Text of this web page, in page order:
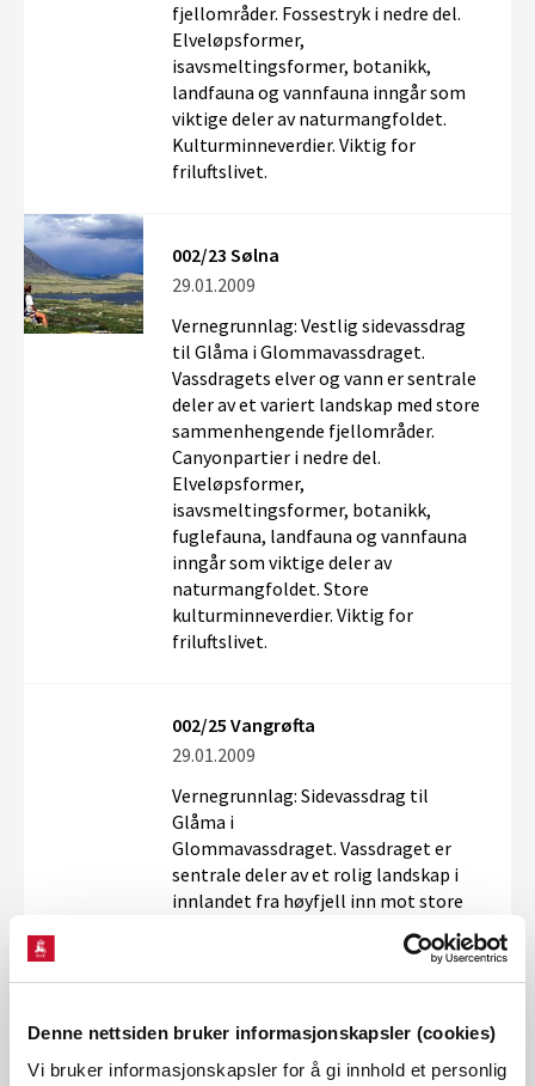
Denne nettsiden bruker informasjonskapsler (cookies)
Vi bruker informasjonskapsler for å gi innhold et personlig
fjellområder. Fossestryk i nedre del.
Elveløpsformer,
isavsmeltingsformer, botanikk,
landfauna og vannfauna inngår som
viktige deler av naturmangfoldet.
Kulturminneverdier. Viktig for
friluftslivet.
002/23 Sølna
29.01.2009
Vernegrunnlag: Vestlig sidevassdrag
til Glåma i Glommavassdraget.
Vassdragets elver og vann er sentrale
deler av et variert landskap med store
sammenhengende fjellområder.
Canyonpartier i nedre del.
Elveløpsformer,
isavsmeltingsformer, botanikk,
fuglefauna, landfauna og vannfauna
inngår som viktige deler av
naturmangfoldet. Store
kulturminneverdier. Viktig for
friluftslivet.
002/25 Vangrøfta
29.01.2009
Vernegrunnlag: Sidevassdrag til
Glåma i
Glommavassdraget. Vassdraget er
sentrale deler av et rolig landskap i
innlandet fra høyfjell inn mot store
sammenhengende fjellområder, til
dal dominert av tett vegetasjon, myr
og setre. Berggrunnsgeologi,
fluviale former, isavsmeltingsformer,
botanikk og fuglefauna inngår som